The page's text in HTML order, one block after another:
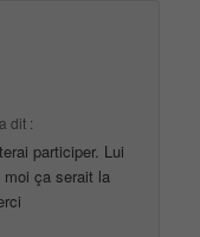
a dit :
participer. Lui
ça serait la